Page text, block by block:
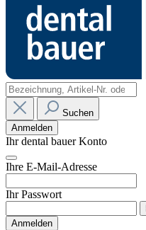
Suchen
Anmelden
Ihr dental bauer Konto
Ihre E-Mail-Adresse
Ihr Passwort
Anmelden